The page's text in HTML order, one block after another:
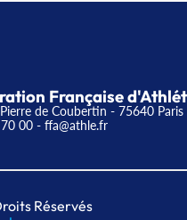
Française
de Coubertin - 75640 Paris
00 - ffa@athle.fr
Réservés